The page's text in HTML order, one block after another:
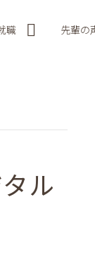
職 先輩の
ル